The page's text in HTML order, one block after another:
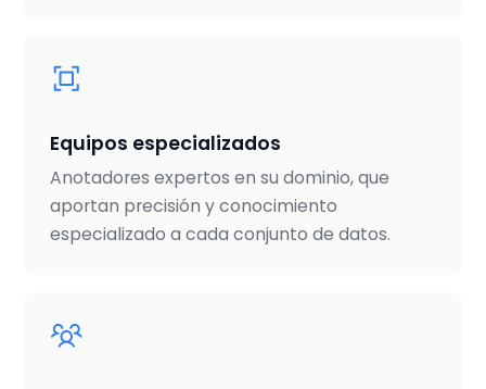
Equipos especializados
Anotadores expertos en su dominio, que
aportan precisión y conocimiento
especializado a cada conjunto de datos.